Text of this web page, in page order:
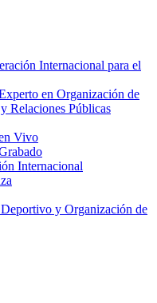
Internacional para el
en Organización de
Relaciones Públicas
Vivo
Internacional
y Organización de